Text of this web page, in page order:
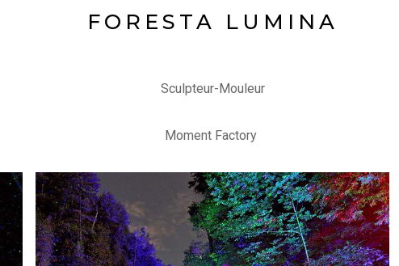
FORESTA LUMINA
Sculpteur-Mouleur
Moment Factory